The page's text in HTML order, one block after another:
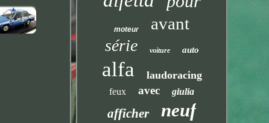
moteur avant
série voiture auto
alfa laudoracing
feux avec giulia
afficher neuf